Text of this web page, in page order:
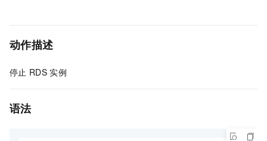
动作描述
停止 RDS 实例
语法